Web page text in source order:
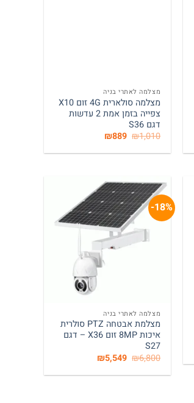
מצלמה לאתרי בניה
מצלמה סולארית 4G זום X10
צפייה בזמן אמת 2 עדשות
דגם S36
₪1,010 המחיר
היה:
₪889
הוא:
18%-
מצלמה לאתרי בניה
מצלמת אבטחה PTZ סולרית
איכות 8MP זום X36 – דגם
S27
₪6,800 המחיר
המקורי
היה:
₪5,549
הוא: